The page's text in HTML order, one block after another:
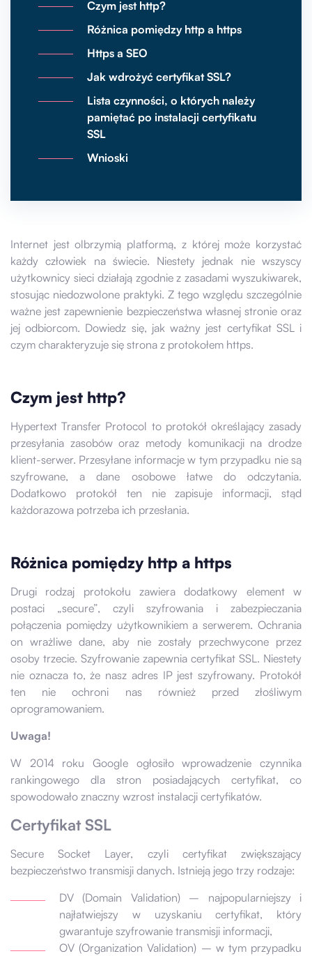
Czym jest http?
Różnica pomiędzy http a https
Https a SEO
Jak wdrożyć certyfikat SSL?
Lista czynności, o których należy
pamiętać po instalacji certyfikatu
SSL
Wnioski
Internet jest olbrzymią platformą, z której może korzystać
każdy człowiek na świecie. Niestety jednak nie wszyscy
użytkownicy sieci działają zgodnie z zasadami wyszukiwarek,
stosując niedozwolone praktyki. Z tego względu szczególnie
ważne jest zapewnienie bezpieczeństwa własnej stronie oraz
jej odbiorcom. Dowiedz się, jak ważny jest certyfikat SSL i
czym charakteryzuje się strona z protokołem https.
Czym jest http?
Hypertext Transfer Protocol to protokół określający zasady
przesyłania zasobów oraz metody komunikacji na drodze
klient-serwer. Przesyłane informacje w tym przypadku nie są
szyfrowane, a dane osobowe łatwe do odczytania.
Dodatkowo protokół ten nie zapisuje informacji, stąd
każdorazowa potrzeba ich przesłania.
Różnica pomiędzy http a https
Drugi rodzaj protokołu zawiera dodatkowy element w
postaci „secure”, czyli szyfrowania i zabezpieczania
połączenia pomiędzy użytkownikiem a serwerem. Ochrania
on wrażliwe dane, aby nie zostały przechwycone przez
osoby trzecie. Szyfrowanie zapewnia certyfikat SSL. Niestety
nie oznacza to, że nasz adres IP jest szyfrowany. Protokół
ten nie ochroni nas również przed złośliwym
oprogramowaniem.
Uwaga!
W 2014 roku Google ogłosiło wprowadzenie czynnika
rankingowego dla stron posiadających certyfikat, co
spowodowało znaczny wzrost instalacji certyfikatów.
Certyfikat SSL
Secure Socket Layer, czyli certyfikat zwiększający
bezpieczeństwo transmisji danych. Istnieją jego trzy rodzaje:
DV (Domain Validation) – najpopularniejszy i
najłatwiejszy w uzyskaniu certyfikat, który
gwarantuje szyfrowanie transmisji informacji,
OV (Organization Validation) – w tym przypadku